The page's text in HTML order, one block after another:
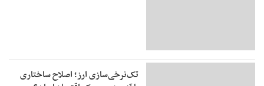
تک‌نرخی‌سازی ارز؛ اصلاح ساختاری